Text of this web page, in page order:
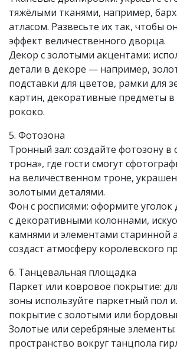
тяжёлыми тканями, например,
атласом. Развесьте их так, чтобы
эффект величественного дворца.
Декор с золотыми акцентами:
детали в декоре — например,
подставки для цветов, рамки для
картин, декоративные предметы в
рококо.
5. Фотозона
Тронный зал: создайте фотозону в
трона», где гости смогут
на величественном троне,
золотыми деталями.
Фон с росписями: оформите уголок
с декоративными колоннами,
камнями и элементами старинной
создаст атмосферу королевского
6. Танцевальная площадка
Паркет или ковровое покрытие:
зоны используйте паркетный пол
покрытие с золотыми или
Золотые или серебряные элементы:
пространство вокруг танцпола